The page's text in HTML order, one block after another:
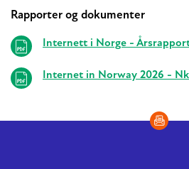
Relaterte
Rapporter og dokumenter
Internett i Norge -
Internet in Norway 2026 -